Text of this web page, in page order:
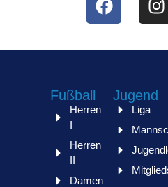
Fußball
Herren
I
Herren
II
Damen
Jugend
Liga